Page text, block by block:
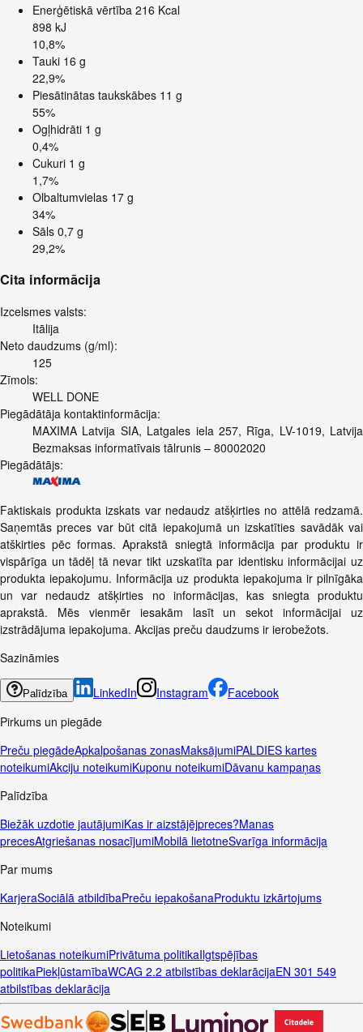
Enerģētiskā vērtība 216 Kcal
898 kJ
10,8%
Tauki 16 g
22,9%
Piesātinātas taukskābes 11 g
55%
Ogļhidrāti 1 g
0,4%
Cukuri 1 g
1,7%
Olbaltumvielas 17 g
34%
Sāls 0,7 g
29,2%
Cita informācija
Izcelsmes valsts:
Itālija
Neto daudzums (g/ml):
125
Zīmols:
WELL DONE
Piegādātāja kontaktinformācija:
MAXIMA Latvija SIA, Latgales iela 257, Rīga, LV-1019, Latvija
Bezmaksas informatīvais tālrunis – 80002020
Piegādātājs:
Faktiskais produkta izskats var nedaudz atšķirties no attēlā redzamā.
Saņemtās preces var būt citā iepakojumā un izskatīties savādāk vai
atškirties pēc formas. Aprakstā sniegtā informācija par produktu ir
vispārīga un tādēļ tā nevar tikt uzskatīta par identisku informācijai uz
produkta iepakojumu. Informācija uz produkta iepakojuma ir pilnīgāka
un var nedaudz atšķirties no informācijas, kas sniegta produktu
aprakstā. Mēs vienmēr iesakām lasīt un sekot informācijai uz
izstrādājuma iepakojuma. Akcijas preču daudzums ir ierobežots.
Sazināmies
Palīdzība LinkedIn Instagram
Facebook
Pirkums un piegāde
Preču piegādeApkalpošanas zonasMaksājumiPALDIES kartes
noteikumiAkciju noteikumiKuponu noteikumiDāvanu kampaņas
Palīdzība
Biežāk uzdotie jautājumiKas ir aizstājējpreces?Manas
precesAtgriešanas nosacījumiMobilā lietotneSvarīga informācija
Par mums
KarjeraSociālā atbildībaPreču iepakošanaProduktu izkārtojums
Noteikumi
Lietošanas noteikumiPrivātuma politikaIlgtspējības
politikaPiekļūstamībaWCAG 2.2 atbilstības deklarācijaEN 301 549
atbilstības deklarācija